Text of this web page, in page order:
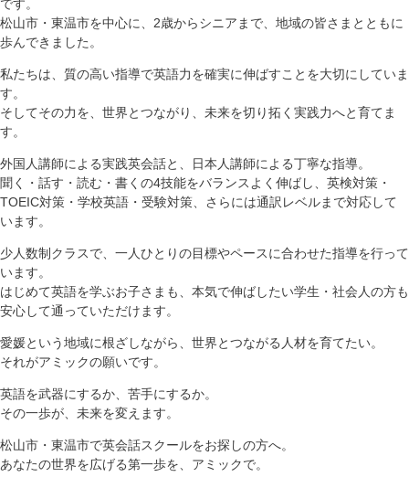
です。
松山市・東温市を中心に、2歳からシニアまで、地域の皆さまとともに
歩んできました。
私たちは、質の高い指導で英語力を確実に伸ばすことを大切にしていま
す。
そしてその力を、世界とつながり、未来を切り拓く実践力へと育てま
す。
外国人講師による実践英会話と、日本人講師による丁寧な指導。
聞く・話す・読む・書くの4技能をバランスよく伸ばし、英検対策・
TOEIC対策・学校英語・受験対策、さらには通訳レベルまで対応して
います。
少人数制クラスで、一人ひとりの目標やペースに合わせた指導を行って
います。
はじめて英語を学ぶお子さまも、本気で伸ばしたい学生・社会人の方も
安心して通っていただけます。
愛媛という地域に根ざしながら、世界とつながる人材を育てたい。
それがアミックの願いです。
英語を武器にするか、苦手にするか。
その一歩が、未来を変えます。
松山市・東温市で英会話スクールをお探しの方へ。
あなたの世界を広げる第一歩を、アミックで。